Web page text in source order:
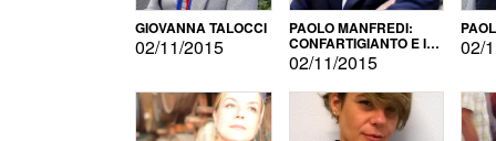
GIOVANNA TALOCCI
02/11/2015
PAOLO MANFREDI:
CONFARTIGIANTO E IL
SONDAGGIO
02/11/2015
02/